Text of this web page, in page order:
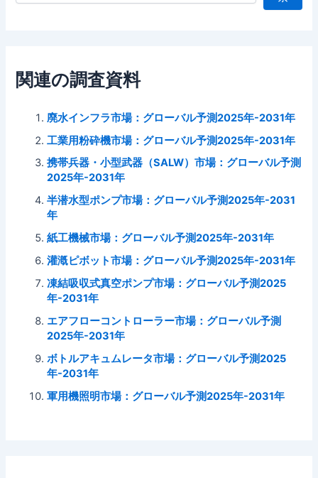
関連の調査資料
廃水インフラ市場：グローバル予測2025年-2031年
工業用粉砕機市場：グローバル予測2025年-2031年
携帯兵器・小型武器（SALW）市場：グローバル予測
2025年-2031年
半潜水型ポンプ市場：グローバル予測2025年-2031
年
紙工機械市場：グローバル予測2025年-2031年
灌漑ピボット市場：グローバル予測2025年-2031年
凍結吸収式真空ポンプ市場：グローバル予測2025
年-2031年
エアフローコントローラー市場：グローバル予測
2025年-2031年
ボトルアキュムレータ市場：グローバル予測2025
年-2031年
軍用機照明市場：グローバル予測2025年-2031年